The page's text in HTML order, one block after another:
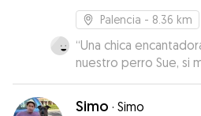
Palencia - 8.36 km
“Una chica
nuestro perro Sue, si
Palencia, seguro que
Simo · Simo